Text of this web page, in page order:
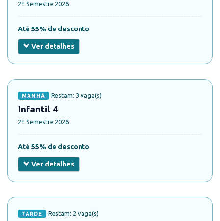
2º Semestre 2026
Até 55% de desconto
Ver detalhes
MANHÃ Restam: 3 vaga(s)
Infantil 4
2º Semestre 2026
Até 55% de desconto
Ver detalhes
TARDE Restam: 2 vaga(s)